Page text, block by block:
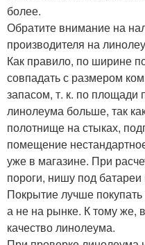
более.
Обратите внимание на
производителя на
Как правило, по ширине
совпадать с размером
запасом, т. к. по площади
линолеума больше, так
полотнище на стыках,
помещение
уже в магазине. При
пороги, нишу под батареи
Покрытие лучше
а не на рынке. К тому же,
качество линолеума.